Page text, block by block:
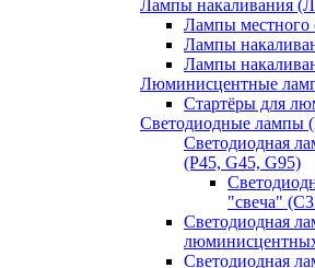
Лампы
Лампы
Лампы
Лампы
Люминисцентные
Стартёры для
Светодиодные лампы
Светодиодная
(P45, G45, G95)
"свеча"
Светодиодная
Светодиодная